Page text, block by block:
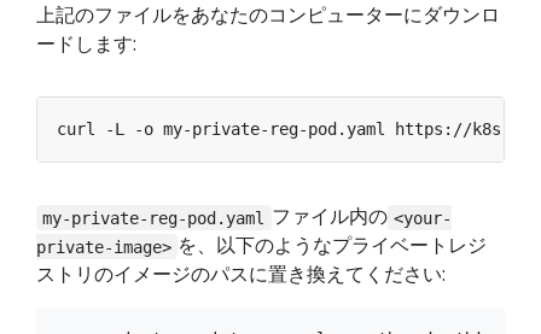
上記のファイルをあなたのコンピューターにダウンロ
ードします:
my-private-reg-pod.yaml ファイル内の <your-
private-image> を、以下のようなプライベートレジ
ストリのイメージのパスに置き換えてください: